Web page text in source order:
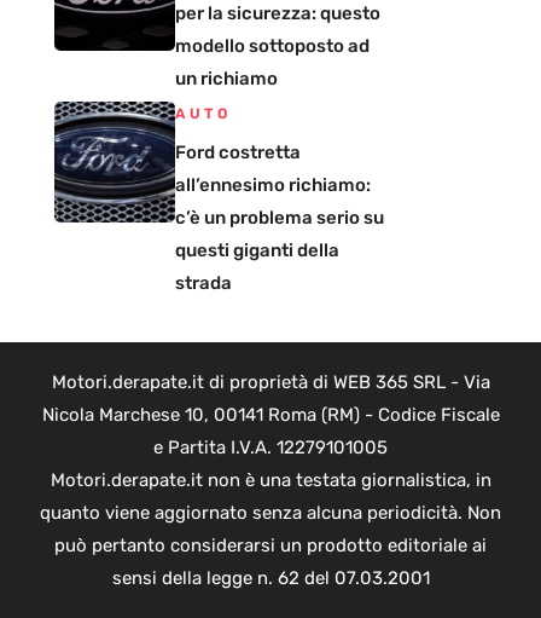
per la sicurezza: questo
modello sottoposto ad
un richiamo
AUTO
Ford costretta
all’ennesimo richiamo:
c’è un problema serio su
questi giganti della
strada
Motori.derapate.it di proprietà di WEB 365 SRL - Via
Nicola Marchese 10, 00141 Roma (RM) - Codice Fiscale
e Partita I.V.A. 12279101005
Motori.derapate.it non è una testata giornalistica, in
quanto viene aggiornato senza alcuna periodicità. Non
può pertanto considerarsi un prodotto editoriale ai
sensi della legge n. 62 del 07.03.2001